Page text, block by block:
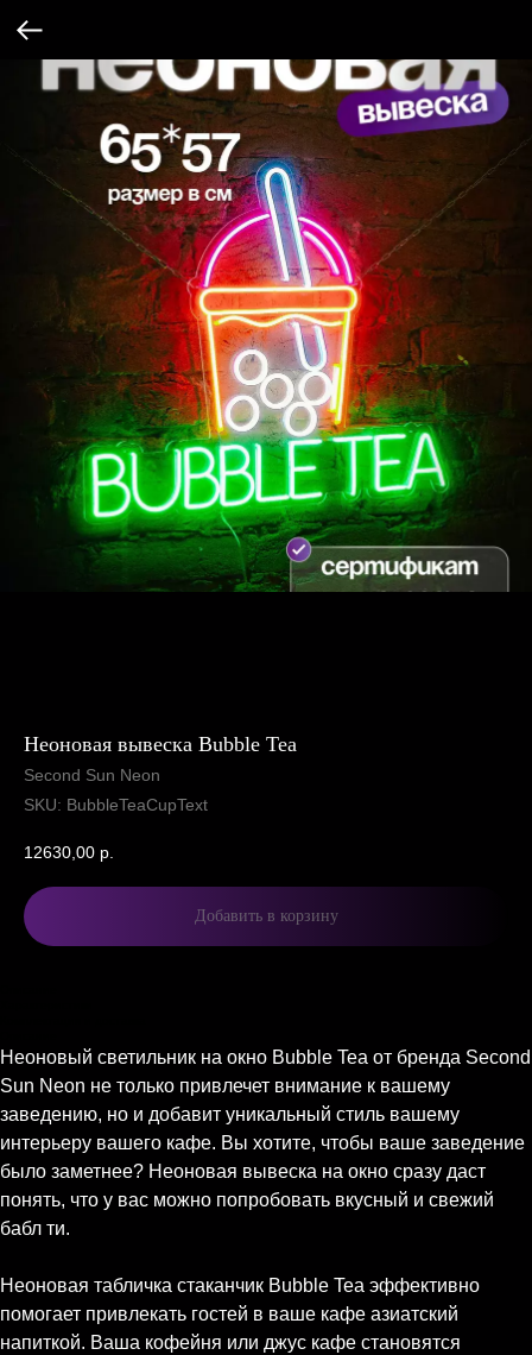
Неоновая вывеска Bubble Tea
Second Sun Neon
SKU: BubbleTeaCupText
12630,00 р.
Добавить в корзину
Неоновый светильник на окно Bubble Tea от бренда Second
Sun Neon не только привлечет внимание к вашему
заведению, но и добавит уникальный стиль вашему
интерьеру вашего кафе. Вы хотите, чтобы ваше заведение
было заметнее? Неоновая вывеска на окно сразу даст
понять, что у вас можно попробовать вкусный и свежий
бабл ти.
Неоновая табличка стаканчик Bubble Tea эффективно
помогает привлекать гостей в ваше кафе азиатский
напиткой. Ваша кофейня или джус кафе становятся